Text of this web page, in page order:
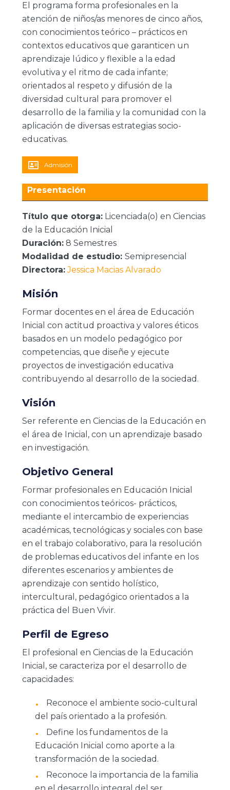
El programa forma profesionales en la
atención de niños/as menores de cinco años,
con conocimientos teórico – prácticos en
contextos educativos que garanticen un
aprendizaje lúdico y flexible a la edad
evolutiva y el ritmo de cada infante;
orientados al respeto y difusión de la
diversidad cultural para promover el
desarrollo de la familia y la comunidad con la
aplicación de diversas estrategias socio-
educativas.
Admisión
Presentación
Título que otorga:Licenciada(o) en Ciencias
de la Educación Inicial
Duración:8 Semestres
Modalidad de estudio: Semipresencial
Directora: Jessica Macias Alvarado
Misión
Formar docentes en el área de Educación
Inicial con actitud proactiva y valores éticos
basados en un modelo pedagógico por
competencias, que diseñe y ejecute
proyectos de investigación educativa
contribuyendo al desarrollo de la sociedad.
Visión
Ser referente en Ciencias de la Educación en
el área de Inicial, con un aprendizaje basado
en investigación.
Objetivo General
Formar profesionales en Educación Inicial
con conocimientos teóricos- prácticos,
mediante el intercambio de experiencias
académicas, tecnológicas y sociales con base
en el trabajo colaborativo, para la resolución
de problemas educativos del infante en los
diferentes escenarios y ambientes de
aprendizaje con sentido holístico,
intercultural, pedagógico orientados a la
práctica del Buen Vivir.
Perfil de Egreso
El profesional en Ciencias de la Educación
Inicial, se caracteriza por el desarrollo de
capacidades:
Reconoce el ambiente socio-cultural
del país orientado a la profesión.
Define los fundamentos de la
Educación Inicial como aporte a la
transformación de la sociedad.
Reconoce la importancia de la familia